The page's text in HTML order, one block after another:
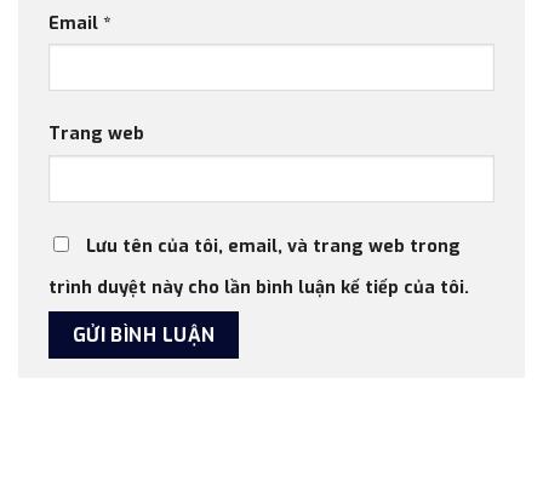
Email *
Trang web
Lưu tên của tôi, email, và trang web trong
trình duyệt này cho lần bình luận kế tiếp của tôi.